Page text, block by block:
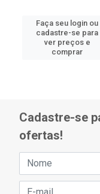
Faça seu login ou
cadastre-se para
ver preços e
comprar
Cadastre-se
ofertas!